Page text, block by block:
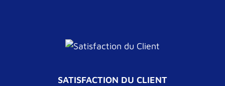
SATISFACTION DU CLIENT